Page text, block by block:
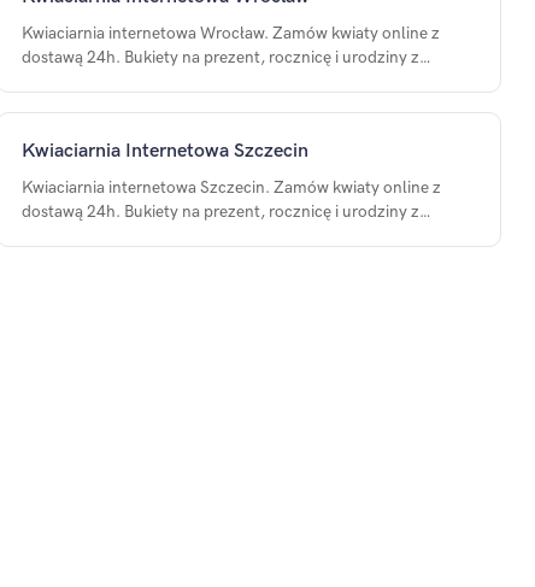
Kwiaciarnia internetowa Wrocław. Zamów kwiaty online z
dostawą 24h. Bukiety na prezent, rocznicę i urodziny z
Kwiaciarnia Internetowa Szczecin
Kwiaciarnia internetowa Szczecin. Zamów kwiaty online z
dostawą 24h. Bukiety na prezent, rocznicę i urodziny z